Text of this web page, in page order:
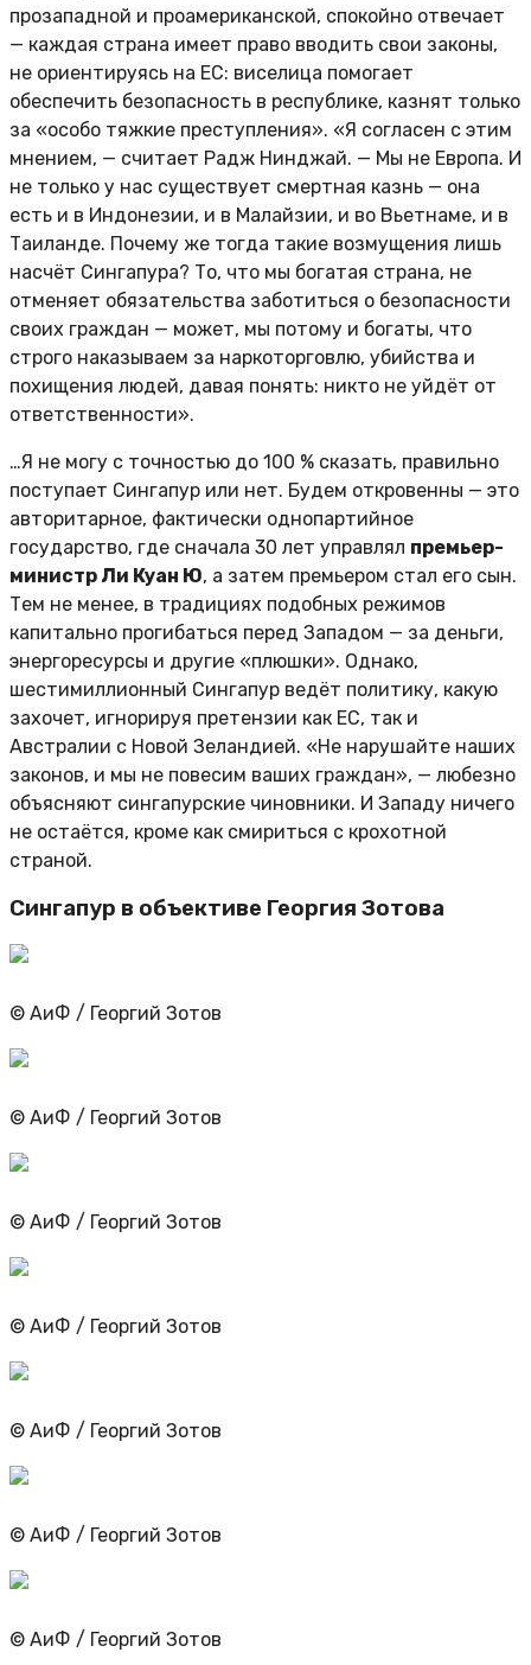
прозападной и проамериканской, спокойно отвечает
— каждая страна имеет право вводить свои законы,
не ориентируясь на ЕС: виселица помогает
обеспечить безопасность в республике, казнят только
за «особо тяжкие преступления». «Я согласен с этим
мнением, — считает Радж Нинджай. — Мы не Европа. И
не только у нас существует смертная казнь — она
есть и в Индонезии, и в Малайзии, и во Вьетнаме, и в
Таиланде. Почему же тогда такие возмущения лишь
насчёт Сингапура? То, что мы богатая страна, не
отменяет обязательства заботиться о безопасности
своих граждан — может, мы потому и богаты, что
строго наказываем за наркоторговлю, убийства и
похищения людей, давая понять: никто не уйдёт от
ответственности».
…Я не могу с точностью до 100 % сказать, правильно
поступает Сингапур или нет. Будем откровенны — это
авторитарное, фактически однопартийное
государство, где сначала 30 лет управлял премьер-
министр Ли Куан Ю, а затем премьером стал его сын.
Тем не менее, в традициях подобных режимов
капитально прогибаться перед Западом — за деньги,
энергоресурсы и другие «плюшки». Однако,
шестимиллионный Сингапур ведёт политику, какую
захочет, игнорируя претензии как ЕС, так и
Австралии с Новой Зеландией. «Не нарушайте наших
законов, и мы не повесим ваших граждан», — любезно
объясняют сингапурские чиновники. И Западу ничего
не остаётся, кроме как смириться с крохотной
страной.
Сингапур в объективе Георгия Зотова
© АиФ / Георгий Зотов
© АиФ / Георгий Зотов
© АиФ / Георгий Зотов
© АиФ / Георгий Зотов
© АиФ / Георгий Зотов
© АиФ / Георгий Зотов
© АиФ / Георгий Зотов